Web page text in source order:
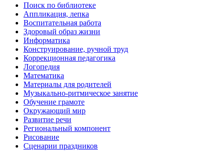
Поиск по библиотеке
Аппликация, лепка
Воспитательная работа
Здоровый образ жизни
Информатика
Конструирование, ручной труд
Коррекционная педагогика
Логопедия
Математика
Материалы для родителей
Музыкально-ритмическое занятие
Обучение грамоте
Окружающий мир
Развитие речи
Региональный компонент
Рисование
Сценарии праздников